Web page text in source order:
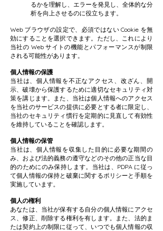
るかを理解し、エラーを発見し、全体的な分
析を向上させるのに役立ちます。
Web ブラウザの設定で、必須ではない Cookie を無
効にすることを選択できます。ただし、これにより
当社の Web サイトの機能とパフォーマンスが制限
される可能性があります。
個人情報の保護
当社は、個人情報を不正なアクセス、改ざん、開
示、破壊から保護するために適切なセキュリティ対
策を講じます。また、当社は個人情報へのアクセス
を当社のサービスの提供に必要とする者に限定し、
当社のセキュリティ慣行を定期的に見直して有効性
を維持していることを確認します。
個人情報の保管
当社は、個人情報を収集した目的に必要な期間の
み、および法的義務の遵守などのその他の正当な目
的のためにのみ保持します。当社は、PDPA に従っ
て個人情報の保持と破棄に関するポリシーと手順を
実施しています。
個人の権利
あなたは、当社が保有する自分の個人情報にアクセ
ス、修正、削除する権利を有します。また、法的ま
たは契約上の制限に従って、いつでも個人情報の収